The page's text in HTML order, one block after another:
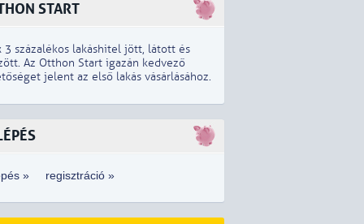
START
3 százalékos lakáshitel jött, látott és
Az Otthon Start igazán kedvező
jelent az első lakás vásárlásához.
» regisztráció »